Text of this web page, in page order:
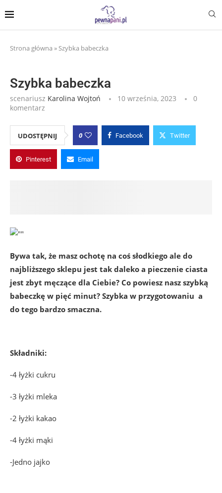
Strona główna »Szybka babeczka
Szybka babeczka
scenariusz Karolina Wojtoń 10 września, 2023
0
komentarz
UDOSTĘPNIJ 0 Facebook Twitter
Pinterest Email
Bywa tak, że masz ochotę na coś słodkiego ale do
najbliższego sklepu jest tak daleko a pieczenie ciasta
jest zbyt męczące dla Ciebie? Co powiesz nasz szybką
babeczkę w pięć minut? Szybka w przygotowaniu a
do tego bardzo smaczna.
Składniki:
-4 łyżki cukru
-3 łyżki mleka
-2 łyżki kakao
-4 łyżki mąki
-Jedno jajko